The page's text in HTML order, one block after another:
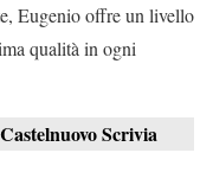
Eugenio offre un livello
qualità in ogni
Scrivia